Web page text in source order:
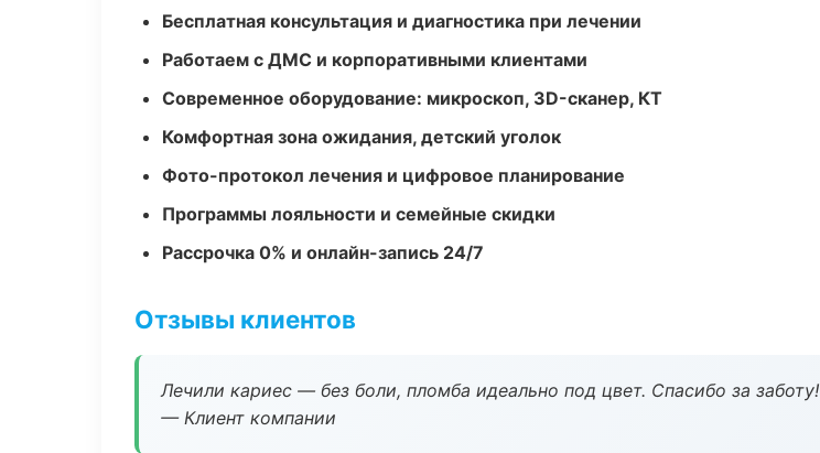
Бесплатная консультация и диагностика при лечении
Работаем с ДМС и корпоративными клиентами
Современное оборудование: микроскоп, 3D-сканер, КТ
Комфортная зона ожидания, детский уголок
Фото-протокол лечения и цифровое планирование
Программы лояльности и семейные скидки
Рассрочка 0% и онлайн-запись 24/7
Отзывы клиентов
Лечили кариес — без боли, пломба идеально под цвет. Спасибо за заботу!
— Клиент компании